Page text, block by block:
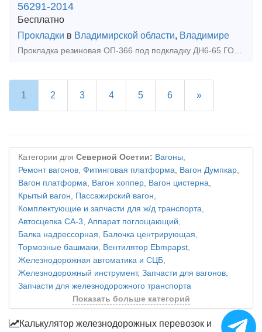
56291-2014
Бесплатно
Прокладки в Владимирской области, Владимире
Прокладка резиновая ОП-366 под подкладку ДН6-65 ГОСТ Р 56291-2014,из наличия. ТУ 2539-161-01124323-2003 Прокладка резиновая ОП-366 под подкладку применяется в качестве амортизатора между шпалой дере
1 2 3 4 5 6 »
Категории для Северной Осетии: Вагоны,
Ремонт вагонов, Фитинговая платформа, Вагон Думпкар,
Вагон платформа, Вагон хоппер, Вагон цистерна,
Крытый вагон, Пассажирский вагон,
Комплектующие и запчасти для ж/д транспорта,
Автосцепка СА-3, Аппарат поглощающий,
Балка надрессорная, Балочка центрирующая,
Тормозные башмаки, Вентилятор Ebmpapst,
Железнодорожная автоматика и СЦБ,
Железнодорожный инструмент, Запчасти для вагонов,
Запчасти для железнодорожного транспорта
Показать больше категорий
Калькулятор железнодорожных перевозок и